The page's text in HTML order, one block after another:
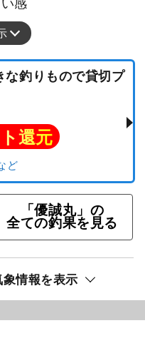
感
釣りもので貸切プ
還元
「優誠丸」の
全ての釣果を見る
情報を表示